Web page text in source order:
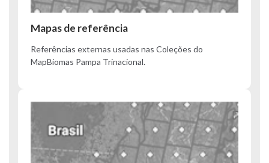
Mapas de referência
Referências externas usadas nas Coleções do
MapBiomas Pampa Trinacional.